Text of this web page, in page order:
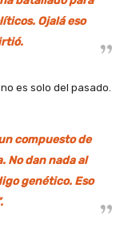
Ojalá eso
es solo del pasado.
compuesto de
No dan nada al
genético. Eso